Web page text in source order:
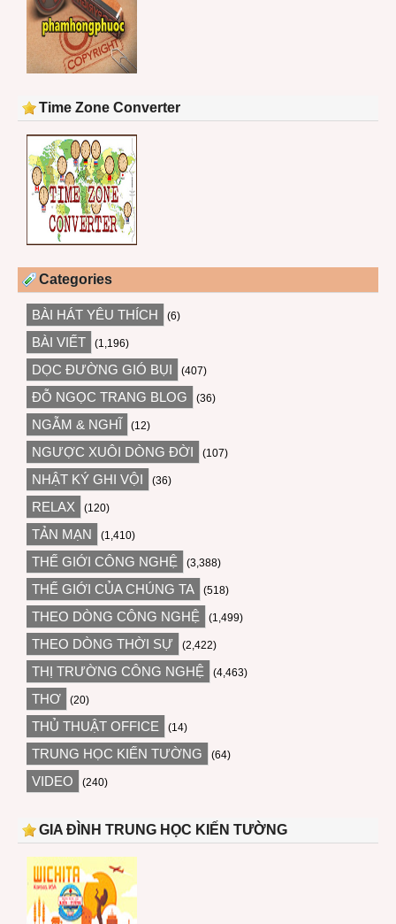
Time Zone Converter
Categories
BÀI HÁT YÊU THÍCH (6)
BÀI VIẾT (1,196)
DỌC ĐƯỜNG GIÓ BỤI (407)
ĐỖ NGỌC TRANG BLOG (36)
NGẪM & NGHĨ (12)
NGƯỢC XUÔI DÒNG ĐỜI (107)
NHẬT KÝ GHI VỘI (36)
RELAX (120)
TẢN MẠN (1,410)
THẾ GIỚI CÔNG NGHỆ (3,388)
THẾ GIỚI CỦA CHÚNG TA (518)
THEO DÒNG CÔNG NGHỆ (1,499)
THEO DÒNG THỜI SỰ (2,422)
THỊ TRƯỜNG CÔNG NGHỆ (4,463)
THƠ (20)
THỦ THUẬT OFFICE (14)
TRUNG HỌC KIẾN TƯỜNG (64)
VIDEO (240)
GIA ĐÌNH TRUNG HỌC KIẾN TƯỜNG